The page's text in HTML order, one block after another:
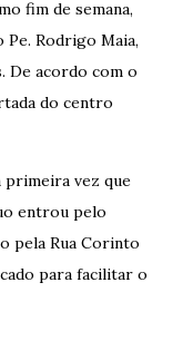
fim de semana,
Rodrigo Maia,
De acordo com o
do centro
primeira vez que
entrou pelo
pela Rua Corinto
para facilitar o